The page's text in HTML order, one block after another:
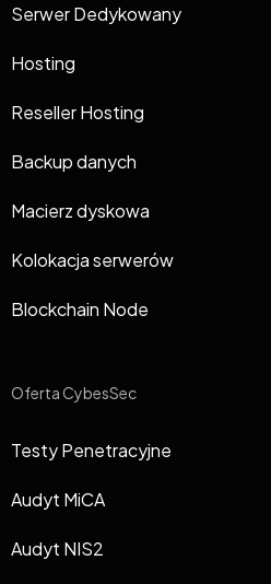
Serwer Dedykowany
Hosting
Reseller Hosting
Backup danych
Macierz dyskowa
Kolokacja serwerów
Blockchain Node
Oferta CybesSec
Testy Penetracyjne
Audyt MiCA
Audyt NIS2